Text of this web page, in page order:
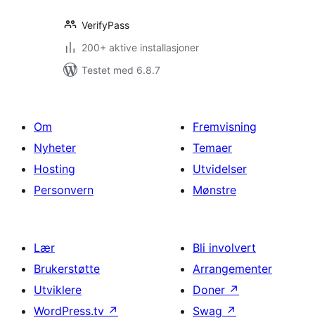
VerifyPass
200+ aktive installasjoner
Testet med 6.8.7
Om
Nyheter
Hosting
Personvern
Fremvisning
Temaer
Utvidelser
Mønstre
Lær
Brukerstøtte
Utviklere
WordPress.tv ↗
Bli involvert
Arrangementer
Doner ↗
Swag ↗